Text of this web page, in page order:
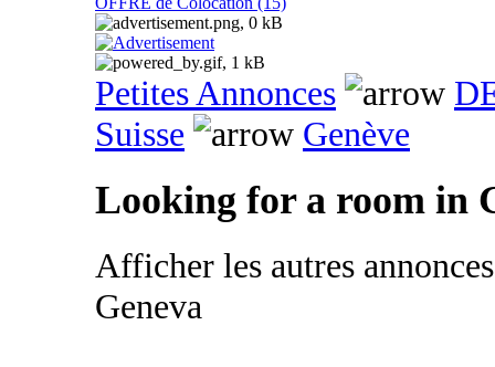
Petites Annonces
Suisse
Genève
Looking for a room in
Afficher les autres
Geneva